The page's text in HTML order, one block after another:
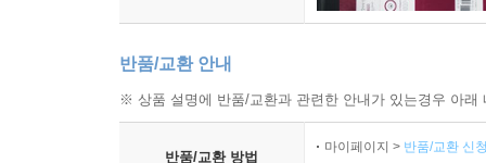
반품/교환 안내
※ 상품 설명에 반품/교환과 관련한 안내가 있는경우 아
반품/교환 방법
마이페이지 > 반품/교환 신